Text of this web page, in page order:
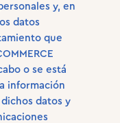
y, en
datos
que
o se está
información
datos y